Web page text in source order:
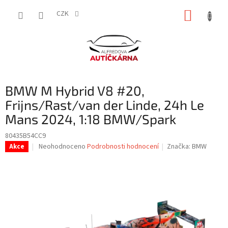
CZK
BMW M Hybrid V8 #20,
Frijns/Rast/van der Linde, 24h Le
Mans 2024, 1:18 BMW/Spark
80435B54CC9
Akce
Průměrné
Neohodnoceno Podrobnosti hodnocení Značka:BMW